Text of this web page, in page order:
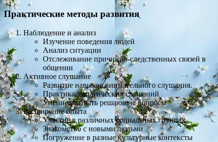
Практические методы развития
Наблюдение и анализ
Изучение поведения людей
Анализ ситуации
Отслеживание причинно-следственных связей в
общении
Активное слушание
Развитие навыков внимательного слушания.
Практика эмпатических слушаний
Умение задавать решающие вопросы
Расширение опыта
Участие в различных социальных группах
Знакомство с новыми людьми
Погружение в разные культурные контексты